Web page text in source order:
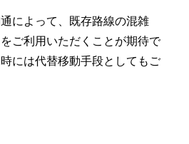
によって、既存路線の混雑
ご利用いただくことが期待で
には代替移動手段としてもご